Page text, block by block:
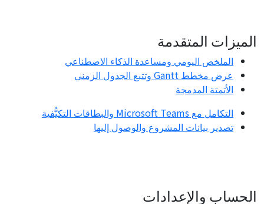
الميزات المتقدمة
الملخص اليومي ومساعدة الذكاء الاصطناعي
عرض مخطط Gantt وتتبع الجدول الزمني
الأتمتة المدمجة
التكامل مع Microsoft Teams والبطاقات التكيُّفية
تصدير بيانات المشروع والوصول إليها
الحساب والإعدادات